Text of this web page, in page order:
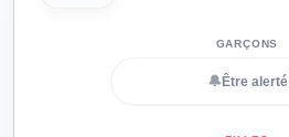
🔔 Être alerté